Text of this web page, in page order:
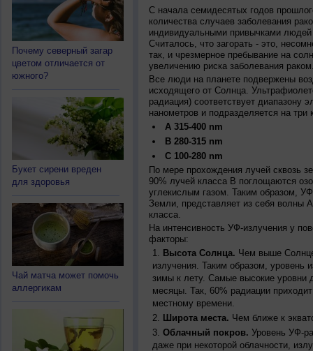
Почему северный загар
цветом отличается от
южного?
Букет сирени вреден
для здоровья
Чай матча может помочь
аллергикам
С начала семидесятых годов
количества случаев заболевания
индивидуальными привычками
Считалось, что загорать - это,
так, и чрезмерное пребывание на
увеличению риска заболевания
Все люди на планете подвержены
исходящего от Солнца.
радиация) соответствует диапазону
нанометров и подразделяется на три
A 315-400 nm
B 280-315 nm
C 100-280 nm
По мере прохождения лучей сквозь
90% лучей класса B поглощаются
углекислым газом. Таким образом,
Земли, представляет из себя волны
класса.
На интенсивность УФ-излучения у
факторы:
Высота Солнца. Чем выше
излучения. Таким образом, уровень
зимы к лету. Самые высокие уровни
месяцы. Так, 60% радиации
местному времени.
Широта места. Чем ближе к
Облачный покров. Уровень УФ-
даже при некоторой облачности,